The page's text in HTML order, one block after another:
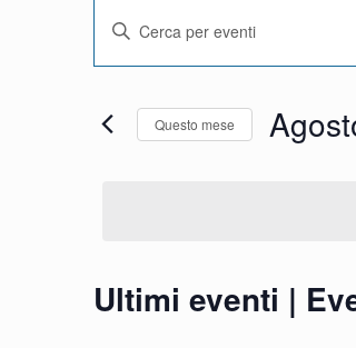
Eventi
Ricerca
viste
Inserisci
Cerca
Questo mese
Ultimi eventi |